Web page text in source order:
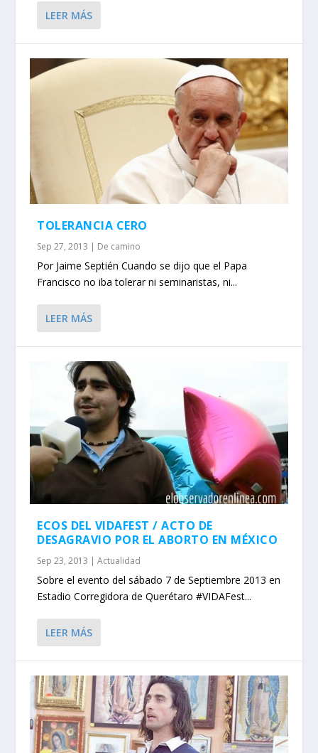
LEER MÁS
TOLERANCIA CERO
Sep 27, 2013 | De camino
Por Jaime Septién Cuando se dijo que el Papa
Francisco no iba tolerar ni seminaristas, ni...
LEER MÁS
ECOS DEL VIDAFEST / ACTO DE
DESAGRAVIO POR EL ABORTO EN MÉXICO
Sep 23, 2013 |Actualidad
Sobre el evento del sábado 7 de Septiembre 2013 en
Estadio Corregidora de Querétaro #VIDAFest...
LEER MÁS